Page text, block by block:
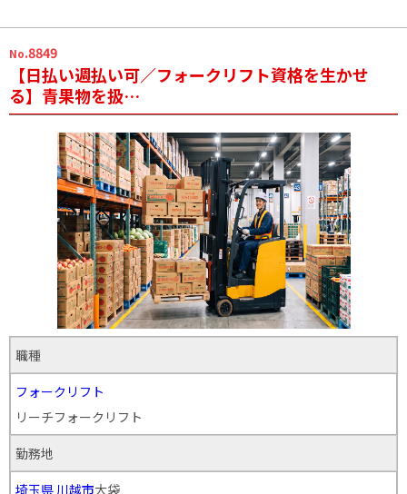
No.8849
【日払い週払い可／フォークリフト資格を生かせ
る】青果物を扱…
職種
フォークリフト
リーチフォークリフト
勤務地
埼玉県 川越市大袋